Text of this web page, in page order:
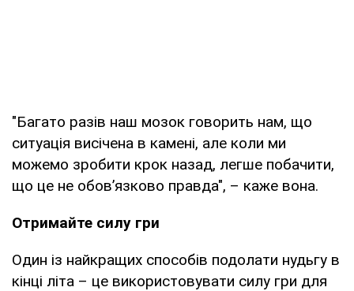
"Багато разів наш мозок говорить нам, що
ситуація висічена в камені, але коли ми
можемо зробити крок назад, легше побачити,
що це не обов’язково правда", – каже вона.
Отримайте силу гри
Один із найкращих способів подолати нудьгу в
кінці літа – це використовувати силу гри для